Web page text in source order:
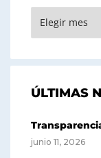
ÚLTIMAS
junio 11, 2026